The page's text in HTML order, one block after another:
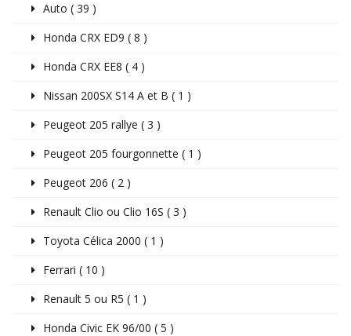
Auto ( 39 )
Honda CRX ED9 ( 8 )
Honda CRX EE8 ( 4 )
Nissan 200SX S14 A et B ( 1 )
Peugeot 205 rallye ( 3 )
Peugeot 205 fourgonnette ( 1 )
Peugeot 206 ( 2 )
Renault Clio ou Clio 16S ( 3 )
Toyota Célica 2000 ( 1 )
Ferrari ( 10 )
Renault 5 ou R5 ( 1 )
Honda Civic EK 96/00 ( 5 )